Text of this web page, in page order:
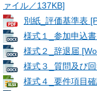
ァイル／137KB]
別紙_評価基準表
様式１_参加申込
様式２_辞退届
様式３_質問及び
様式４_要件項目